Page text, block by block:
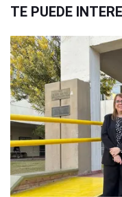
TE PUEDE